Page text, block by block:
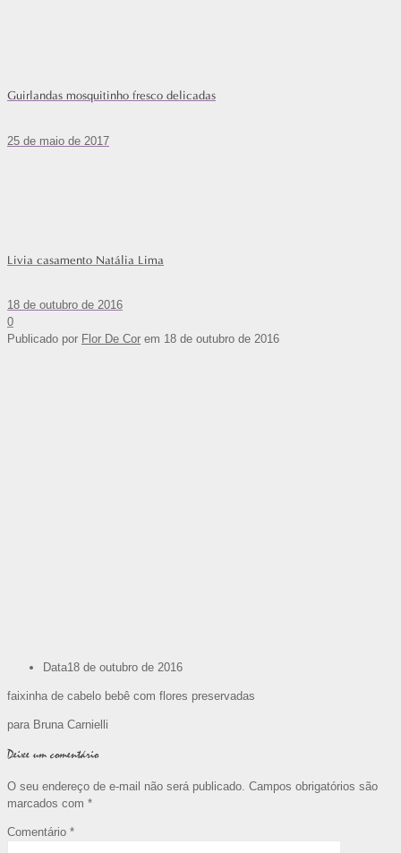
Guirlandas mosquitinho fresco delicadas
25 de maio de 2017
Livia casamento Natália Lima
18 de outubro de 2016
0
Publicado por Flor De Cor em 18 de outubro de 2016
Data18 de outubro de 2016
faixinha de cabelo bebê com flores preservadas
para Bruna Carnielli
Deixe um comentário
O seu endereço de e-mail não será publicado. Campos obrigatórios são
marcados com *
Comentário *